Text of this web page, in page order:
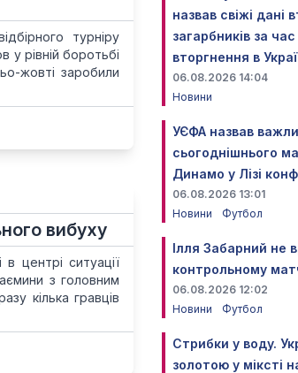
турніру
рівній боротьбі
жовті заробили
вибуху
центрі ситуації
з головним
кілька гравців
назвав свіжі дані
загарбників за час
вторгнення в
06.08.2026 14:04
Новини
УЄФА назвав
сьогоднішнього
Динамо у Лізі
06.08.2026 13:01
Новини
Футбол
Ілля Забарний не
контрольному
06.08.2026 12:02
Новини
Футбол
Стрибки у воду.
золотою у міксті